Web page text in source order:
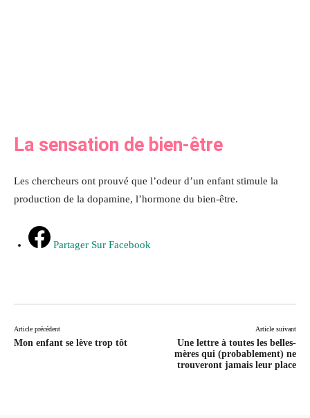
La sensation de bien-être
Les chercheurs ont prouvé que l’odeur d’un enfant stimule la
production de la dopamine, l’hormone du bien-être.
Partager Sur Facebook
Article précédent
Mon enfant se lève trop tôt
Article suivant
Une lettre à toutes les belles-
mères qui (probablement) ne
trouveront jamais leur place